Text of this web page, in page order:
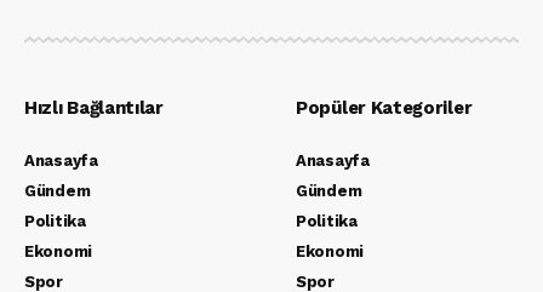
Hızlı Bağlantılar
Anasayfa
Gündem
Politika
Ekonomi
Spor
Popüler Kategoriler
Anasayfa
Gündem
Politika
Ekonomi
Spor